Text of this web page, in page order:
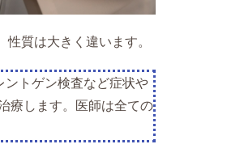
質は大きく違います。
ントゲン検査など症状や
療します。医師は全ての